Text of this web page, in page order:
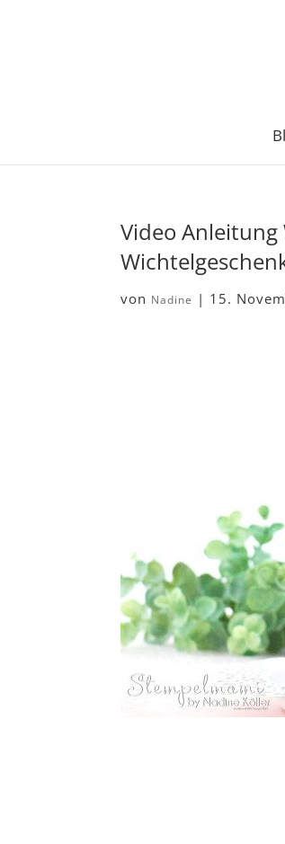
Video
von Nadine | 15.